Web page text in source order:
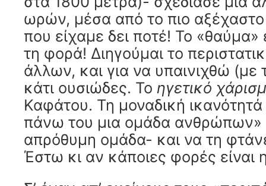
ωρών, μέσα από το πιο αξέχαστο
που είχαμε δει ποτέ! Το «θαύμα»
τη φορά! Διηγούμαι το
άλλων, και για να υπαινιχθώ
κάτι ουσιώδες. Το ηγετικό
Καφάτου. Τη μοναδική ικανότητά
πάνω του μια ομάδα ανθρώπων»
απρόθυμη ομάδα- και να τη
Έστω κι αν κάποιες φορές